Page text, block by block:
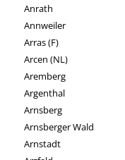
Anrath
Annweiler
Arras (F)
Arcen (NL)
Aremberg
Argenthal
Arnsberg
Arnsberger Wald
Arnstadt